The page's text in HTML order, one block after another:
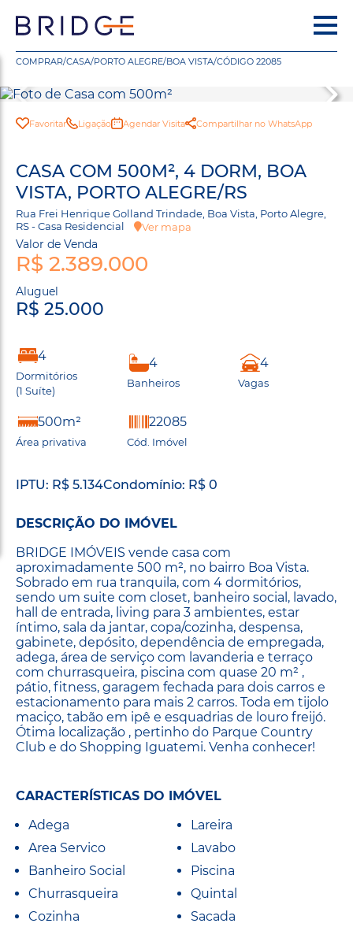
COMPRAR/CASA/PORTO ALEGRE/BOA VISTA/CÓDIGO 22085
Favoritar Ligação Agendar Visita Compartilhar no WhatsApp
CASA COM 500M², 4 DORM, BOA
VISTA, PORTO ALEGRE/RS
Rua Frei Henrique Golland Trindade, Boa Vista, Porto Alegre,
RS - Casa Residencial
Ver mapa
Valor de Venda
R$ 2.389.000
Aluguel
R$ 25.000
4
Dormitórios
(1 Suíte)
4
Banheiros
4
Vagas
500m²
Área privativa
22085
Cód. Imóvel
IPTU: R$ 5.134Condomínio: R$ 0
DESCRIÇÃO DO IMÓVEL
BRIDGE IMÓVEIS vende casa com
aproximadamente 500 m², no bairro Boa Vista.
Sobrado em rua tranquila, com 4 dormitórios,
sendo um suite com closet, banheiro social, lavado,
hall de entrada, living para 3 ambientes, estar
íntimo, sala da jantar, copa/cozinha, despensa,
gabinete, depósito, dependência de empregada,
adega, área de serviço com lavanderia e terraço
com churrasqueira, piscina com quase 20 m² ,
pátio, fitness, garagem fechada para dois carros e
estacionamento para mais 2 carros. Toda em tijolo
maciço, tabão em ipê e esquadrias de louro freijó.
Ótima localização , pertinho do Parque Country
Club e do Shopping Iguatemi. Venha conhecer!
CARACTERÍSTICAS DO IMÓVEL
Adega
Area Servico
Banheiro Social
Churrasqueira
Cozinha
Lareira
Lavabo
Piscina
Quintal
Sacada